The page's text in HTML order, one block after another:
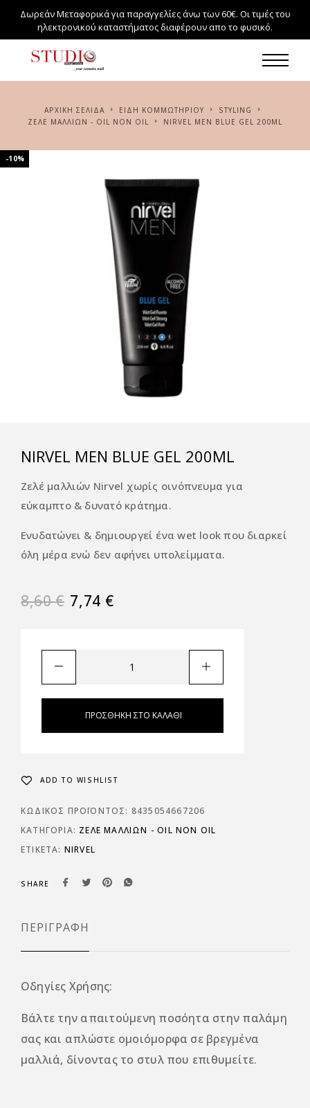
Δωρεάν Μεταφορικά για παραγγελίες άνω των 60€. Οι τιμές του
ηλεκτρονικού καταστήματος διαφέρουν απο το φυσικό.
ΑΡΧΙΚΉ ΣΕΛΊΔΑ ΕΙΔΗ ΚΟΜΜΩΤΗΡΙΟΥ
STYLING
ΖΕΛΈ ΜΑΛΛΙΏΝ - OIL NON OIL
NIRVEL MEN BLUE GEL 200ML
-10%
NIRVEL MEN BLUE GEL 200ML
Ζελέ μαλλιών Nirvel χωρίς οινόπνευμα για
εύκαμπτο & δυνατό κράτημα.
Ενυδατώνει & δημιουργεί ένα wet look που διαρκεί
όλη μέρα ενώ δεν αφήνει υπολείμματα.
8,60€ 7,74 €
ΠΡΟΣΘΉΚΗ ΣΤΟ ΚΑΛΆΘΙ
ADD TO WISHLIST
ΚΩΔΙΚΌΣ ΠΡΟΪΌΝΤΟΣ: 8435054667206
ΚΑΤΗΓΟΡΊΑ: ΖΕΛΈ ΜΑΛΛΙΏΝ - OIL NON OIL
ΕΤΙΚΈΤΑ: NIRVEL
SHARE
ΠΕΡΙΓΡΑΦΉ
Οδηγίες Χρήσης:
Βάλτε την απαιτούμενη ποσόητα στην παλάμη
σας και απλώστε ομοιόμορφα σε βρεγμένα
μαλλιά, δίνοντας το στυλ που επιθυμείτε.